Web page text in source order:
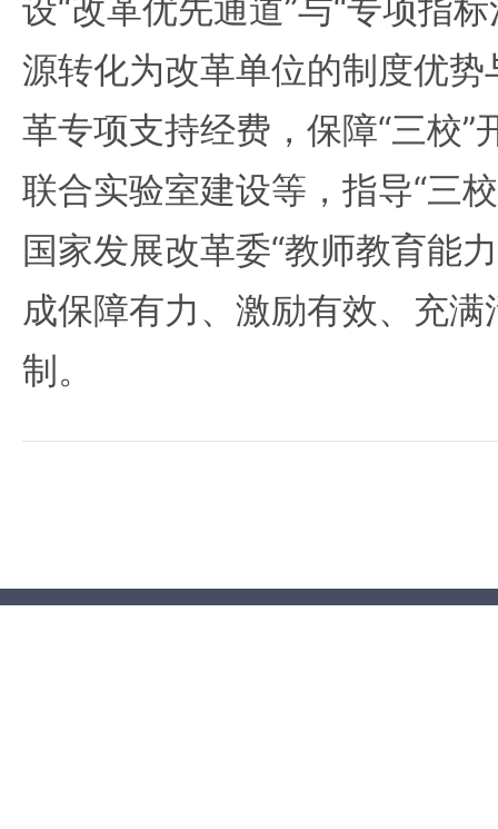
设“改革优先通道”与“专项指
源转化为改革单位的制度优
革专项支持经费，保障“三校”
联合实验室建设等，指导“三
国家发展改革委“教师教育能
成保障有力、激励有效、充
制。